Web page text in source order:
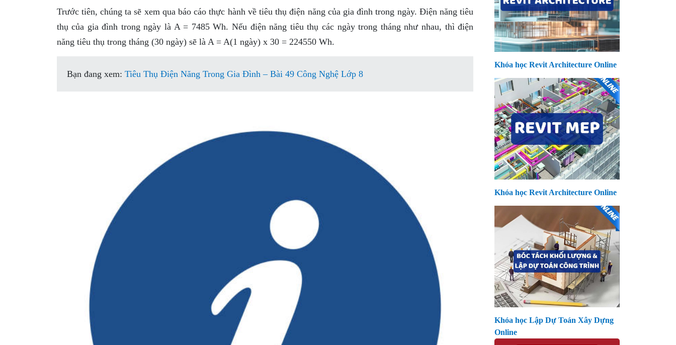
Trước tiên, chúng ta sẽ xem qua báo cáo thực hành về tiêu thụ điện năng của gia đình trong ngày. Điện năng tiêu
thụ của gia đình trong ngày là A = 7485 Wh. Nếu điện năng tiêu thụ các ngày trong tháng như nhau, thì điện
năng tiêu thụ trong tháng (30 ngày) sẽ là A = A(1 ngày) x 30 = 224550 Wh.
Bạn đang xem: Tiêu Thụ Điện Năng Trong Gia Đình – Bài 49 Công Nghệ Lớp 8
Khóa học Revit Architecture Online
Khóa học Revit Architecture Online
Khóa học Lập Dự Toán Xây Dựng
Online